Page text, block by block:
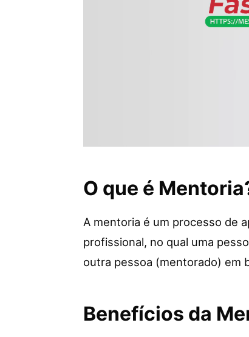
O que é
A mentoria é um processo de
profissional, no qual uma
outra pessoa (mentorado) em
Benefícios da